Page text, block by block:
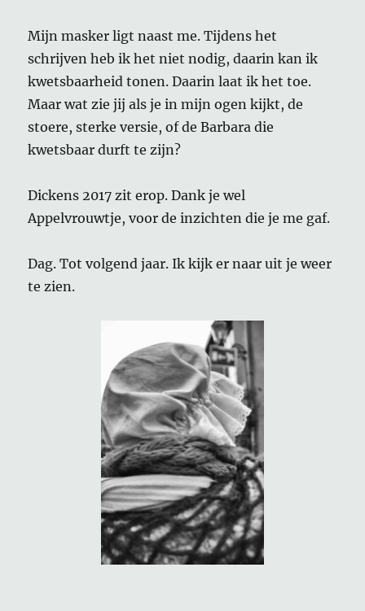
Mijn masker ligt naast me. Tijdens het
schrijven heb ik het niet nodig, daarin kan ik
kwetsbaarheid tonen. Daarin laat ik het toe.
Maar wat zie jij als je in mijn ogen kijkt, de
stoere, sterke versie, of de Barbara die
kwetsbaar durft te zijn?
Dickens 2017 zit erop. Dank je wel
Appelvrouwtje, voor de inzichten die je me gaf.
Dag. Tot volgend jaar. Ik kijk er naar uit je weer
te zien.